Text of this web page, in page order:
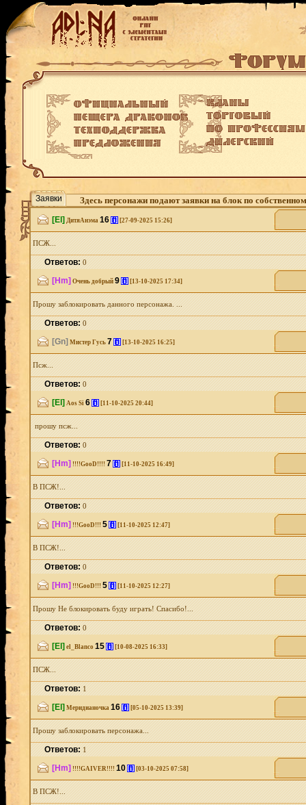
Заявки Здесь персонажи подают заявки на блок по
[El] ДитяАнэма 16 [i] [27-09-2025 15:26]
ПСЖ...
Ответов:0
[Hm] Очень добрый 9 [i] [13-10-2025 17:34]
Прошу заблокировать данного персонажа. ...
Ответов:0
[Gn] Мистер Гусь 7 [i] [13-10-2025 16:25]
Псж...
Ответов:0
[El] Aos Si 6 [i] [11-10-2025 20:44]
прошу псж...
Ответов:0
[Hm] !!!!GooD!!!! 7 [i] [11-10-2025 16:49]
В ПСЖ!...
Ответов:0
[Hm] !!!GooD!!! 5 [i] [11-10-2025 12:47]
В ПСЖ!...
Ответов:0
[Hm] !!!GooD!!! 5 [i] [11-10-2025 12:27]
Прошу Не блокировать буду играть! Спасибо!...
Ответов:0
[El] el_Blanco 15 [i] [10-08-2025 16:33]
ПСЖ...
Ответов:1
[El] Меридианочка 16 [i] [05-10-2025 13:39]
Прошу заблокировать персонажа...
Ответов:1
[Hm] !!!!GAIVER!!!! 10 [i] [03-10-2025 07:58]
В ПСЖ!...